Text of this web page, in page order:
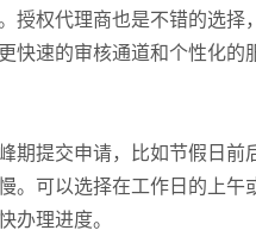
授权代理商也是不错的选择
快速的审核通道和个性化的
期提交申请，比如节假日前
。可以选择在工作日的上午
办理进度。